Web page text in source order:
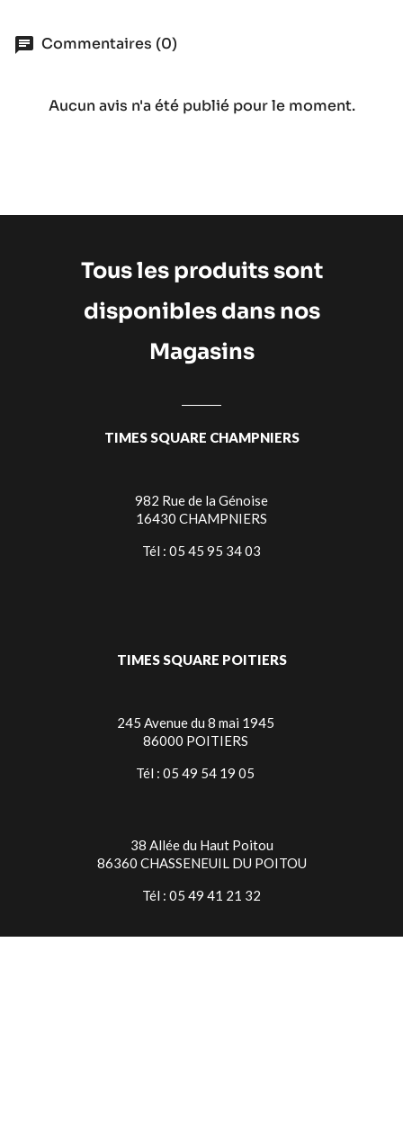
Commentaires (0)
Aucun avis n'a été publié pour le moment.
Tous les produits sont
disponibles dans nos
Magasins
TIMES SQUARE CHAMPNIERS
982 Rue de la Génoise
16430 CHAMPNIERS
Tél : 05 45 95 34 03
TIMES SQUARE POITIERS
245 Avenue du 8 mai 1945
86000 POITIERS
Tél : 05 49 54 19 05
38 Allée du Haut Poitou
86360 CHASSENEUIL DU POITOU
Tél : 05 49 41 21 32